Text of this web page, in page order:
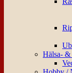
Hälsa-